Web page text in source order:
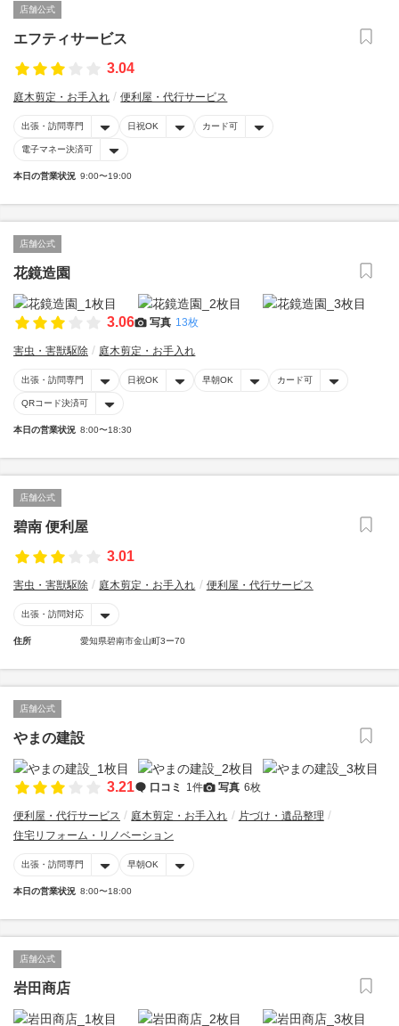
店舗公式
エフティサービス
3.04
庭木剪定・お手入れ 便利屋・代行サービス
出張・訪問専門 日祝OK カード可
電子マネー決済可
本日の営業状況 9:00〜19:00
店舗公式
花鏡造園
3.06 写真 13枚
害虫・害獣駆除 庭木剪定・お手入れ
出張・訪問専門 日祝OK 早朝OK カード可
QRコード決済可
本日の営業状況 8:00〜18:30
店舗公式
碧南 便利屋
3.01
害虫・害獣駆除 庭木剪定・お手入れ 便利屋・代行サービス
出張・訪問対応
住所 愛知県碧南市金山町3ー70
店舗公式
やまの建設
3.21 口コミ 1件 写真 6枚
便利屋・代行サービス 庭木剪定・お手入れ
片づけ・遺品整理
住宅リフォーム・リノベーション
出張・訪問専門 早朝OK
本日の営業状況 8:00〜18:00
店舗公式
岩田商店